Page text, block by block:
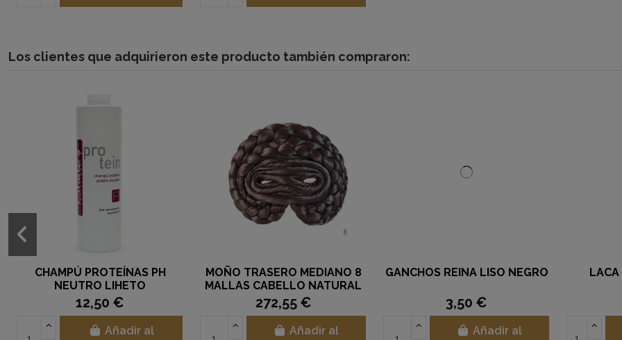
Los clientes que adquirieron este producto también compraron:
CHAMPÚ PROTEÍNAS PH
NEUTRO LIHETO
12,50 €
Añadir al
MOÑO TRASERO MEDIANO 8
MALLAS CABELLO NATURAL
272,55 €
Añadir al
GANCHOS REINA LISO NEGRO
3,50 €
Añadir al
LACA